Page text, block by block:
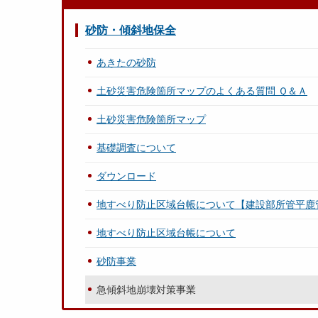
砂防・傾斜地保全
あきたの砂防
土砂災害危険箇所マップのよくある質問 Ｑ＆Ａ
土砂災害危険箇所マップ
基礎調査について
ダウンロード
地すべり防止区域台帳について【建設部所管平鹿
地すべり防止区域台帳について
砂防事業
急傾斜地崩壊対策事業